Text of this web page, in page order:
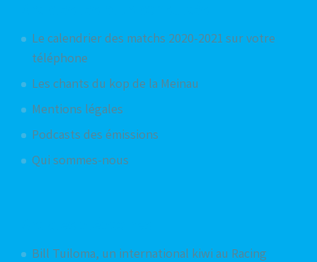
Le calendrier des matchs 2020-2021 sur votre
téléphone
Les chants du kop de la Meinau
Mentions légales
Podcasts des émissions
Qui sommes-nous
Bill Tuiloma, un international kiwi au Racing